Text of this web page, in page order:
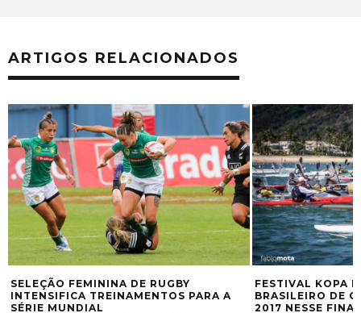
ARTIGOS RELACIONADOS
RUGBY
PARA A
FESTIVAL KOPA RECEBE CIRCUITO
BRASILEIRO DE CANOAGEM OCEÂNICA
2017 NESSE FINAL DE SEMANA